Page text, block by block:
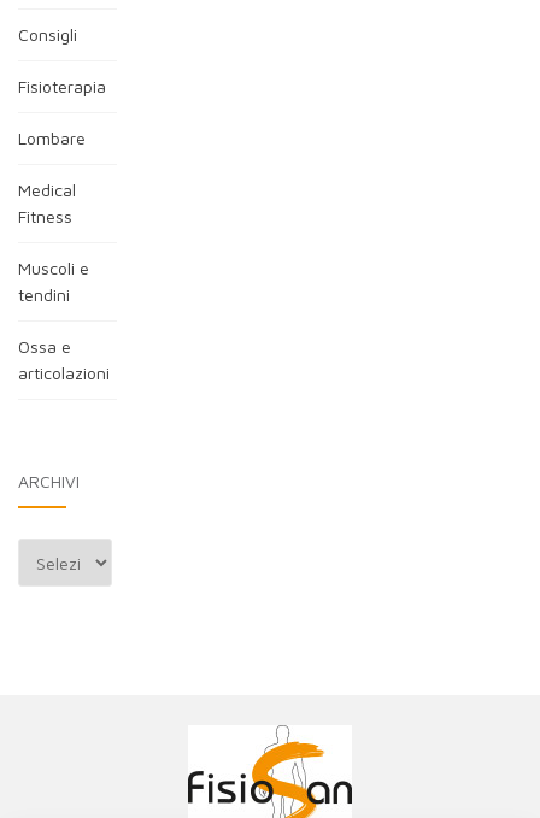
Consigli
Fisioterapia
Lombare
Medical
Fitness
Muscoli e
tendini
Ossa e
articolazioni
ARCHIVI
Archivi